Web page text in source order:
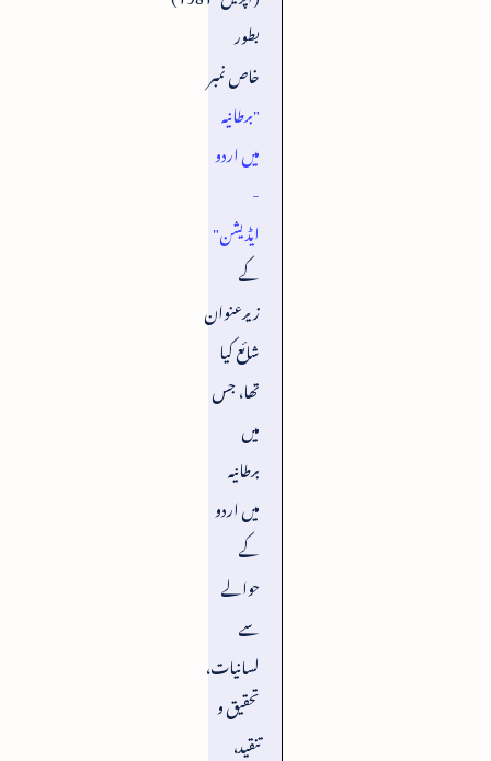
بطور
خاص نمبر
"برطانیہ
میں اردو
-
ایڈیشن"
کے
زیرعنوان
شائع کیا
تھا، جس
میں
برطانیہ
میں اردو
کے
حوالے
سے
لسانیات،
تحقیق و
تنقید،